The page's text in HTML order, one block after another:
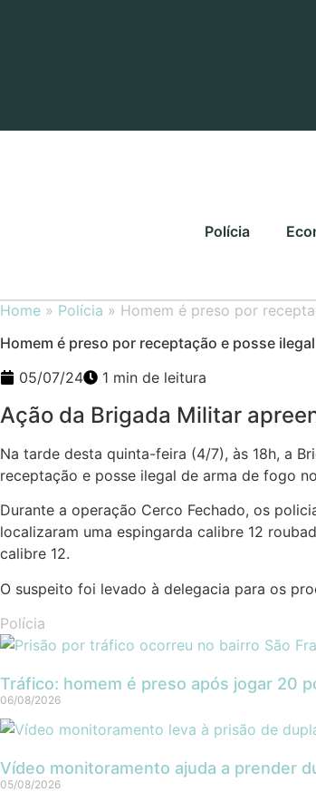
Polícia
Home » Polícia » Homem é preso por
Homem é preso por receptação e posse
05/07/24
1 min de leitura
Ação da Brigada Militar
Na tarde desta quinta-feira (4/7), às 18h, a
receptação e posse ilegal de arma de fogo
Durante a operação Cerco Fechado, os
localizaram uma espingarda calibre 12
calibre 12.
O suspeito foi levado à delegacia para os
Polícia
Tráfico: homem é preso após jogar 20
06/08/2026
Vídeo monitoramento ajuda a prender
05/08/2026